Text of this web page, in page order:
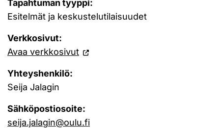
Tapahtuman tyyppi:
Esitelmät ja keskustelutilaisuudet
Verkkosivut:
Avaa verkkosivut
Yhteyshenkilö:
Seija Jalagin
Sähköpostiosoite:
seija.jalagin@oulu.fi